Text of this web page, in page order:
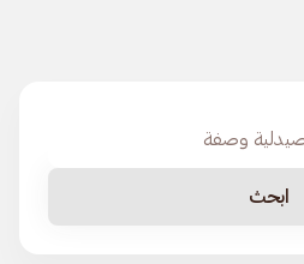
ابحث